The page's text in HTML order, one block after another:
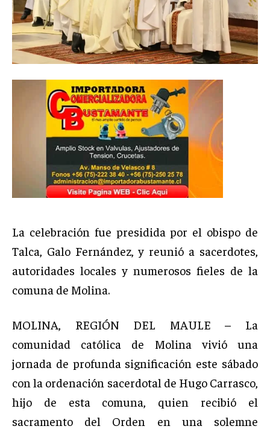
La celebración fue presidida por el obispo de
Talca, Galo Fernández, y reunió a sacerdotes,
autoridades locales y numerosos fieles de la
comuna de Molina.
MOLINA, REGIÓN DEL MAULE – La
comunidad católica de Molina vivió una
jornada de profunda significación este sábado
con la ordenación sacerdotal de Hugo Carrasco,
hijo de esta comuna, quien recibió el
sacramento del Orden en una solemne